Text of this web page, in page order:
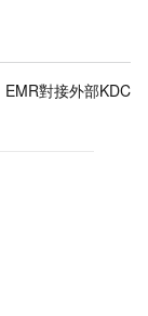
EMR對接外部KDC